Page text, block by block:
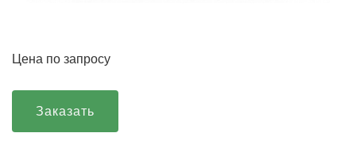
Цена по запросу
Заказать